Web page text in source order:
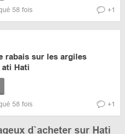
58 fois +1
rabais sur les argiles
Hati
58 fois +1
d`acheter sur Hati